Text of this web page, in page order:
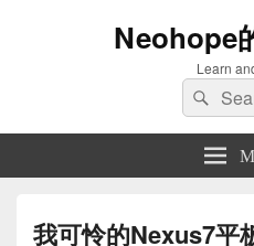
Neohope
Learn
Search
for:
我可怜的Nexus7平